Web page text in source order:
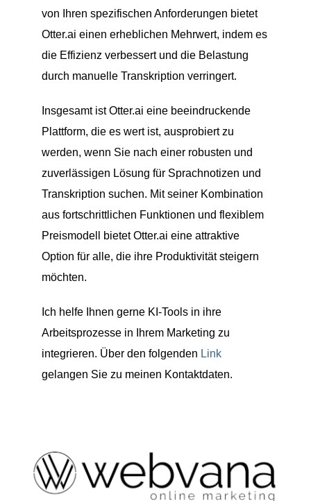
von Ihren spezifischen Anforderungen bietet
Otter.ai einen erheblichen Mehrwert, indem es
die Effizienz verbessert und die Belastung
durch manuelle Transkription verringert.
Insgesamt ist Otter.ai eine beeindruckende
Plattform, die es wert ist, ausprobiert zu
werden, wenn Sie nach einer robusten und
zuverlässigen Lösung für Sprachnotizen und
Transkription suchen. Mit seiner Kombination
aus fortschrittlichen Funktionen und flexiblem
Preismodell bietet Otter.ai eine attraktive
Option für alle, die ihre Produktivität steigern
möchten.
Ich helfe Ihnen gerne KI-Tools in ihre
Arbeitsprozesse in Ihrem Marketing zu
integrieren. Über den folgenden Link
gelangen Sie zu meinen Kontaktdaten.